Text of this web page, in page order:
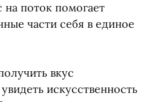
поток помогает
части себя в единое
вкус
искусственность